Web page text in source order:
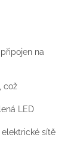
na
což
LED
elektrické sítě